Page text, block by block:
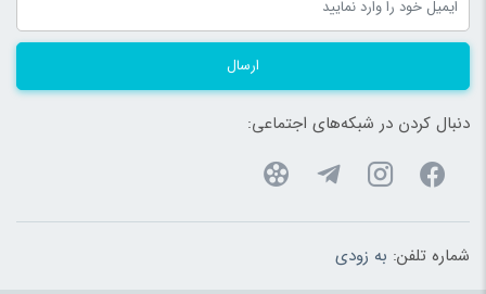
ارسال
دنبال کردن در شبکه‌های اجتماعی:
شماره تلفن: به زودی